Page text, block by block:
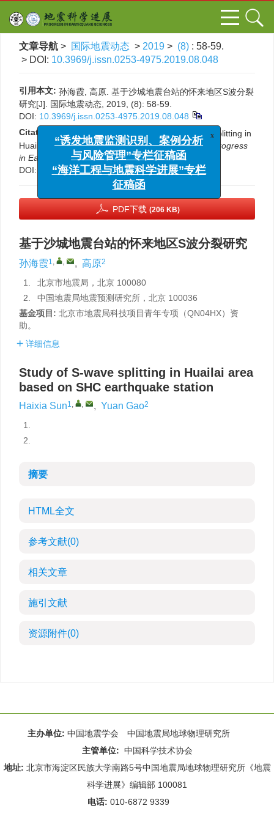
文章导航 > 国际地震动态 > 2019 > (8) : 58-59.
> DOI: 10.3969/j.issn.0253-4975.2019.08.048
引用本文: 孙海霞, 高原. 基于沙城地震台站的怀来地区S波分裂
研究[J]. 国际地震动态, 2019, (8): 58-59.
DOI: 10.3969/j.issn.0253-4975.2019.08.048
Citation:
Haixia Sun, Yuan Gao. Study of S-wave splitting in
Huailai area based on SHC earthquake station[J].
Progress
in Earthquake Sciences, 2019, (8): 58-59.
DOI:
10.3969/j.issn.0253-4975.2019.08.048
PDF下载 (206 KB)
基于沙城地震台站的怀来地区S波分裂研究
孙海霞1, , , 高原2
1.
北京市地震局，北京 100080
2.
中国地震局地震预测研究所，北京 100036
基金项目: 北京市地震局科技项目青年专项（QN04HX）资
助。
详细信息
Study of S-wave splitting in Huailai area
based on SHC earthquake station
Haixia Sun1, , , Yuan Gao2
1.
2.
摘要
HTML全文
参考文献(0)
相关文章
施引文献
资源附件(0)
主办单位: 中国地震学会 中国地震局地球物理研究所
主管单位: 中国科学技术协会
地址: 北京市海淀区民族大学南路5号中国地震局地球物理研究所《地震
科学进展》编辑部 100081
电话: 010-6872 9339
“诱发地震监测识别、案例分析
与风险管理”专栏征稿函
“海洋工程与地震科学进展”专栏
征稿函